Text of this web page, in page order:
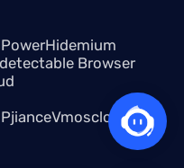
Hidemium
Browser
Vmoscloud